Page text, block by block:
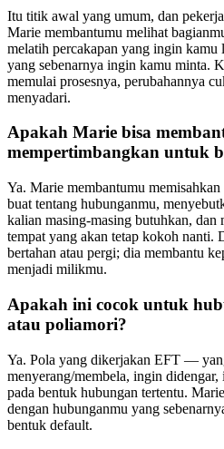
Itu titik awal yang umum, dan
Marie membantumu melihat
melatih percakapan yang ingin kamu
yang sebenarnya ingin kamu minta.
memulai prosesnya, perubahannya
menyadari.
Apakah Marie bisa
mempertimbangkan untuk
Ya. Marie membantumu
buat tentang hubunganmu,
kalian masing-masing butuhkan, dan
tempat yang akan tetap kokoh nanti.
bertahan atau pergi; dia membantu
menjadi milikmu.
Apakah ini cocok untuk
atau poliamori?
Ya. Pola yang dikerjakan EFT —
menyerang/membela, ingin
pada bentuk hubungan tertentu.
dengan hubunganmu yang
bentuk default.